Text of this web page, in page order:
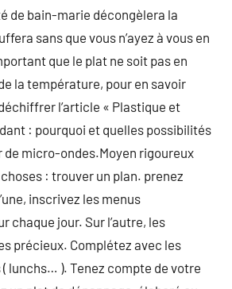
de bain-marie décongèlera la
sans que vous n’ayez à vous en
que le plat ne soit pas en
la température, pour en savoir
l’article « Plastique et
: pourquoi et quelles possibilités
de micro-ondes.Moyen rigoureux
: trouver un plan. prenez
inscrivez les menus
chaque jour. Sur l’autre, les
précieux. Complétez avec les
lunchs… ). Tenez compte de votre